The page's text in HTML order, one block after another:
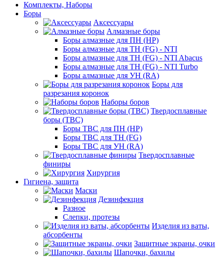
Комплекты, Наборы
Боры
Аксессуары
Алмазные боры
Боры алмазные для ПН (HP)
Боры алмазные для ТН (FG) - NTI
Боры алмазные для ТН (FG) - NTI Abacus
Боры алмазные для ТН (FG) - NTI Turbo
Боры алмазные для УН (RA)
Боры для
разрезания коронок
Наборы боров
Твердосплавные
боры (ТВС)
Боры ТВС для ПН (HP)
Боры ТВС для ТН (FG)
Боры ТВС для УН (RA)
Твердосплавные
финиры
Хирургия
Гигиена, защита
Маски
Дезинфекция
Разное
Слепки, протезы
Изделия из ваты,
абсорбенты
Защитные экраны, очки
Шапочки, бахилы